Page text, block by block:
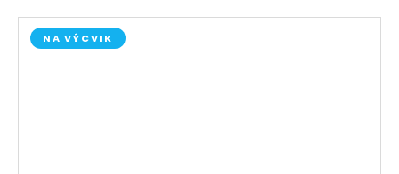
NA VÝCVIK